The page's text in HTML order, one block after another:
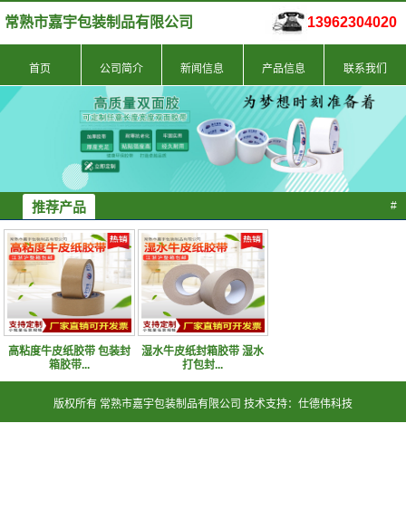
常熟市嘉宇包装制品有限公司 13962304020
首页 公司简介 新闻信息 产品信息 联系我们
推荐产品 #
高粘度牛皮纸胶带 包装封
箱胶带...
湿水牛皮纸封箱胶带 湿水
打包封...
版权所有 常熟市嘉宇包装制品有限公司 技术支持：仕德伟科技